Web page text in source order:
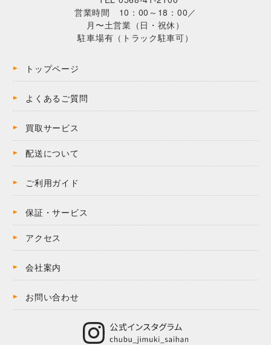
営業時間 10：00～18：00／
月〜土営業（日・祝休）
駐車場有（トラック駐車可）
トップページ
よくあるご質問
買取サービス
配送について
ご利用ガイド
保証・サービス
アクセス
会社案内
お問い合わせ